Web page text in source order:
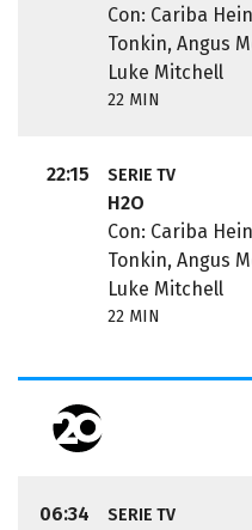
Con: Cariba
Tonkin, Angus
Luke Mitchell
22 MIN
22:15 SERIE TV
H2O
Con: Cariba
Tonkin, Angus
Luke Mitchell
22 MIN
06:34 SERIE TV